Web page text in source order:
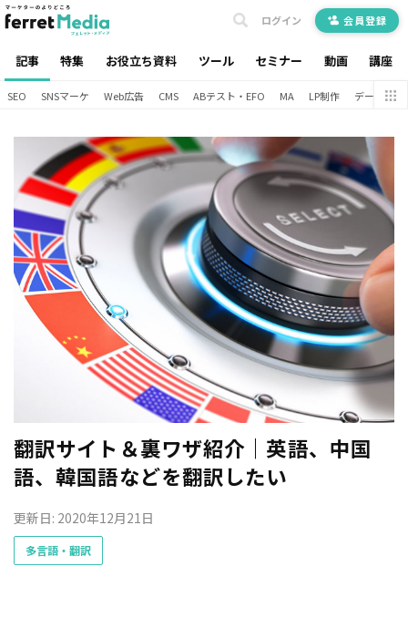
記事 特集 お役立ち資料 ツール セミナー 動画 講座
ログイン 会員登録
SEO SNSマーケ Web広告 CMS ABテスト・EFO MA LP制作 データ分析
翻訳サイト＆裏ワザ紹介｜英語、中国
語、韓国語などを翻訳したい
更新日: 2020年12月21日
多言語・翻訳